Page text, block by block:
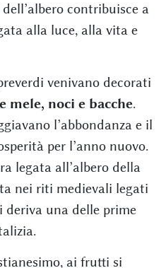
contribuisce a
alla luce, alla vita e
venivano decorati
noci e bacche.
l’abbondanza e il
per l’anno nuovo.
legata all’albero della
nei riti medievali legati
deriva una delle prime
ai frutti si